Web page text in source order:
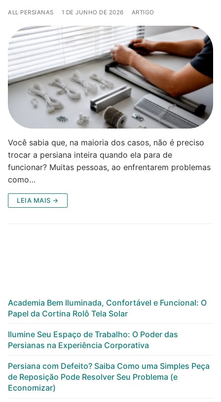
ALL PERSIANAS 1 DE JUNHO DE 2026 ARTIGO
Você sabia que, na maioria dos casos, não é preciso
trocar a persiana inteira quando ela para de
funcionar? Muitas pessoas, ao enfrentarem problemas
como…
LEIA MAIS →
Academia Bem Iluminada, Confortável e Funcional: O
Papel da Cortina Rolô Tela Solar
Ilumine Seu Espaço de Trabalho: O Poder das
Persianas na Experiência Corporativa
Persiana com Defeito? Saiba Como uma Simples Peça
de Reposição Pode Resolver Seu Problema (e
Economizar)